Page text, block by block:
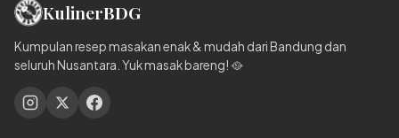
KulinerBDG
Kumpulan resep masakan enak & mudah dari Bandung dan
seluruh Nusantara. Yuk masak bareng! 🥘